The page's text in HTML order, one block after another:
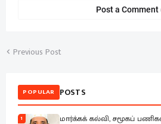
Post a Comment
Previous Post
POPULAR POSTS
1
மார்க்கக் கல்வி, சமூகப்